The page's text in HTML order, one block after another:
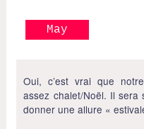
May
Oui, c’est vrai que
assez chalet/Noël. Il sera
donner une allure «